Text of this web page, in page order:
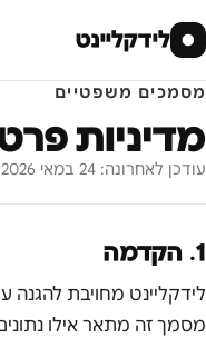
● לידקליינט
מסמכים משפטיים
מדיניות
עודכן לאחרונה: 24 במאי 2026
1. הקדמה
לידקליינט מחויבת
מסמך זה מתאר אילו